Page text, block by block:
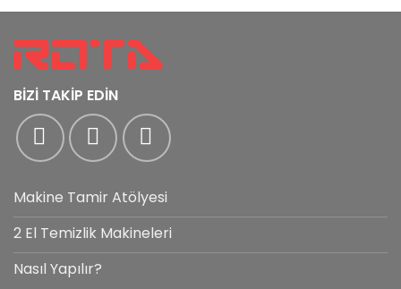
BİZİ TAKİP EDİN
Makine Tamir Atölyesi
2 El Temizlik Makineleri
Nasıl Yapılır?